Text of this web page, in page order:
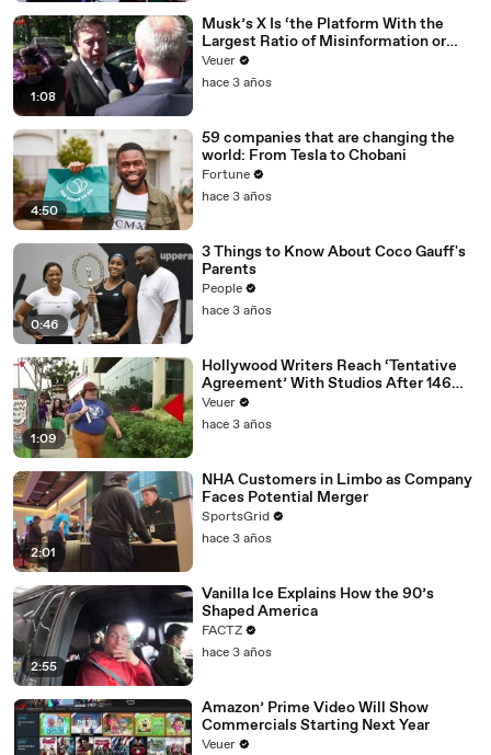
1:08
Musk’s X Is ‘the Platform With the
Largest Ratio of Misinformation or
Disinformation’ Amongst All Social
Media Platforms
Veuer
hace 3 años
4:50
59 companies that are changing the
world: From Tesla to Chobani
Fortune
hace 3 años
0:46
3 Things to Know About Coco Gauff's
Parents
People
hace 3 años
1:09
Hollywood Writers Reach ‘Tentative
Agreement’ With Studios After 146
Day Strike
Veuer
hace 3 años
2:01
NHA Customers in Limbo as Company
Faces Potential Merger
SportsGrid
hace 3 años
2:55
Vanilla Ice Explains How the 90’s
Shaped America
FACTZ
hace 3 años
Amazon’ Prime Video Will Show
Commercials Starting Next Year
Veuer